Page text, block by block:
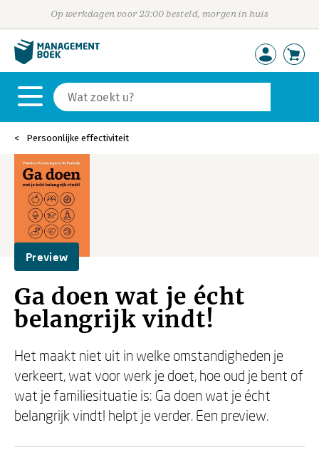
Op werkdagen voor 23:00 besteld, morgen in huis
Persoonlijke effectiviteit
Preview
Ga doen wat je écht
belangrijk vindt!
Het maakt niet uit in welke omstandigheden je
verkeert, wat voor werk je doet, hoe oud je bent of
wat je familiesituatie is: Ga doen wat je écht
belangrijk vindt! helpt je verder. Een preview.